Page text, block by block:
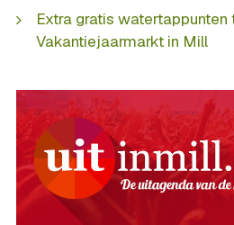
Extra gratis
Vakantiejaarmarkt in Mill